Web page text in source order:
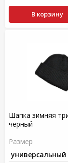
В корзину
Шапка зимняя
чёрный
Размер